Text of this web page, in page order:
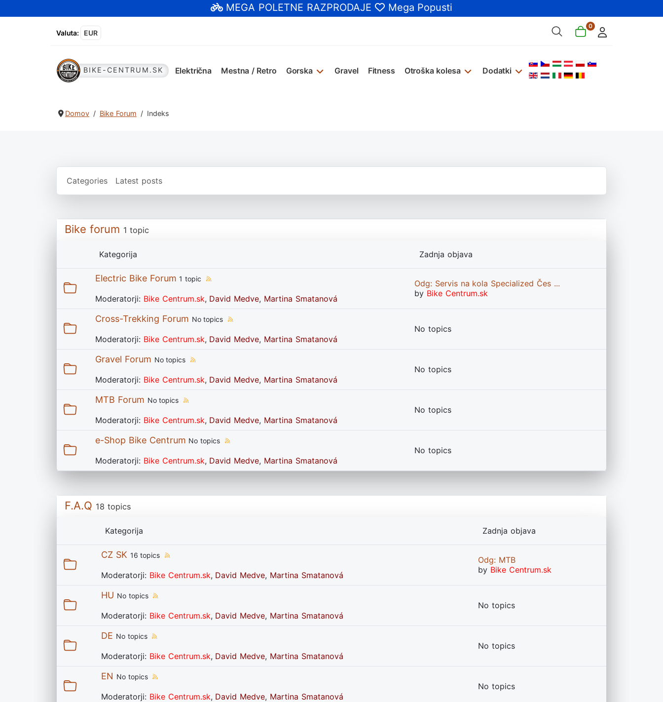
MEGA POLETNE RAZPRODAJE Mega Popusti
Valuta: EUR
0
BIKE-CENTRUM.SK Električna Mestna / Retro Gorska Gravel Fitness Otroška kolesa Dodatki
Izberite vaš jezik
Domov Bike Forum Indeks
Categories Latest posts
Bike forum 1 topic
Kategorija Zadnja objava
Electric Bike Forum 1 topic
Moderatorji: Bike Centrum.sk, David Medve, Martina Smatanová
Odg: Servis na kola Specialized Čes ...
by Bike Centrum.sk
Cross-Trekking Forum No topics
Moderatorji: Bike Centrum.sk, David Medve, Martina Smatanová
No topics
Gravel Forum No topics
Moderatorji: Bike Centrum.sk, David Medve, Martina Smatanová
No topics
MTB Forum No topics
Moderatorji: Bike Centrum.sk, David Medve, Martina Smatanová
No topics
e-Shop Bike Centrum No topics
Moderatorji: Bike Centrum.sk, David Medve, Martina Smatanová
No topics
F.A.Q 18 topics
Kategorija Zadnja objava
CZ SK 16 topics
Moderatorji: Bike Centrum.sk, David Medve, Martina Smatanová
Odg: MTB
by Bike Centrum.sk
HU No topics
Moderatorji: Bike Centrum.sk, David Medve, Martina Smatanová
No topics
DE No topics
Moderatorji: Bike Centrum.sk, David Medve, Martina Smatanová
No topics
EN No topics
Moderatorji: Bike Centrum.sk, David Medve, Martina Smatanová
No topics